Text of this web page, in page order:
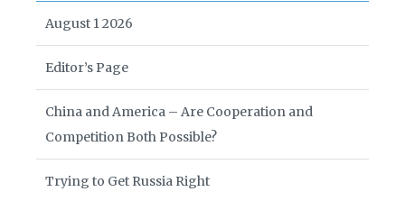
August 1 2026
Editor’s Page
China and America – Are Cooperation and
Competition Both Possible?
Trying to Get Russia Right